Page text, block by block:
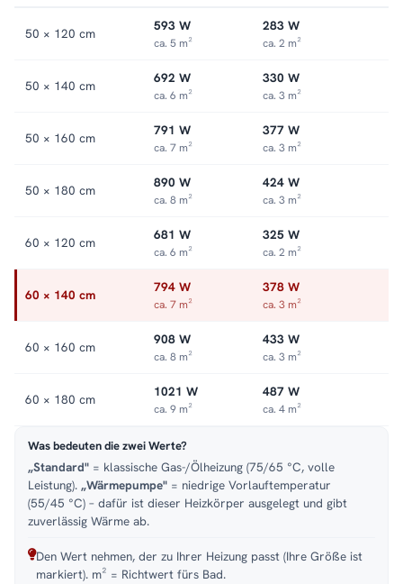
50 × 120 cm 593 W
ca. 5 m²
283 W
ca. 2 m²
50 × 140 cm 692 W
ca. 6 m²
330 W
ca. 3 m²
50 × 160 cm 791 W
ca. 7 m²
377 W
ca. 3 m²
50 × 180 cm 890 W
ca. 8 m²
424 W
ca. 3 m²
60 × 120 cm 681 W
ca. 6 m²
325 W
ca. 2 m²
60 × 140 cm 794 W
ca. 7 m²
378 W
ca. 3 m²
60 × 160 cm 908 W
ca. 8 m²
433 W
ca. 3 m²
60 × 180 cm 1021 W
ca. 9 m²
487 W
ca. 4 m²
Was bedeuten die zwei Werte?
„Standard" = klassische Gas-/Ölheizung (75/65 °C, volle
Leistung). „Wärmepumpe" = niedrige Vorlauftemperatur
(55/45 °C) – dafür ist dieser Heizkörper ausgelegt und gibt
zuverlässig Wärme ab.
Den Wert nehmen, der zu Ihrer Heizung passt (Ihre Größe ist
markiert). m² = Richtwert fürs Bad.